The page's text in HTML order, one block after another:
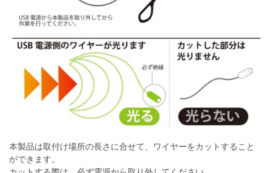
本製品は取付け場所の長さに合せて、ワイヤーをカットすること
ができます。